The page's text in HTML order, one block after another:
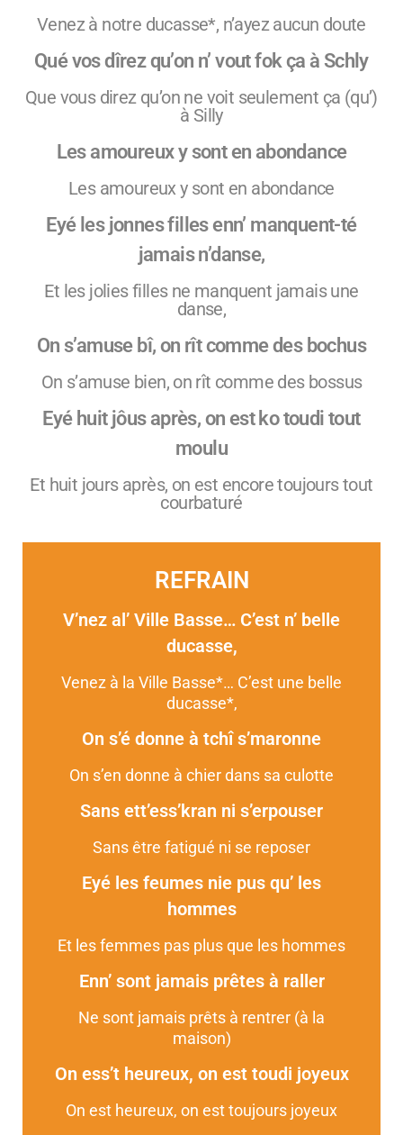
Venez à notre ducasse*, n’ayez aucun doute
Qué vos dîrez qu’on n’ vout fok ça à Schly
Que vous direz qu’on ne voit seulement ça (qu’)
à Silly
Les amoureux y sont en abondance
Les amoureux y sont en abondance
Eyé les jonnes filles enn’ manquent-té
jamais n’danse,
Et les jolies filles ne manquent jamais une
danse,
On s’amuse bî, on rît comme des bochus
On s’amuse bien, on rît comme des bossus
Eyé huit jôus après, on est ko toudi tout
moulu
Et huit jours après, on est encore toujours tout
courbaturé
REFRAIN
V’nez al’ Ville Basse… C’est n’ belle
ducasse,
Venez à la Ville Basse*… C’est une belle
ducasse*,
On s’é donne à tchî s’maronne
On s’en donne à chier dans sa culotte
Sans ett’ess’kran ni s’erpouser
Sans être fatigué ni se reposer
Eyé les feumes nie pus qu’ les
hommes
Et les femmes pas plus que les hommes
Enn’ sont jamais prêtes à raller
Ne sont jamais prêts à rentrer (à la
maison)
On ess’t heureux, on est toudi joyeux
On est heureux, on est toujours joyeux